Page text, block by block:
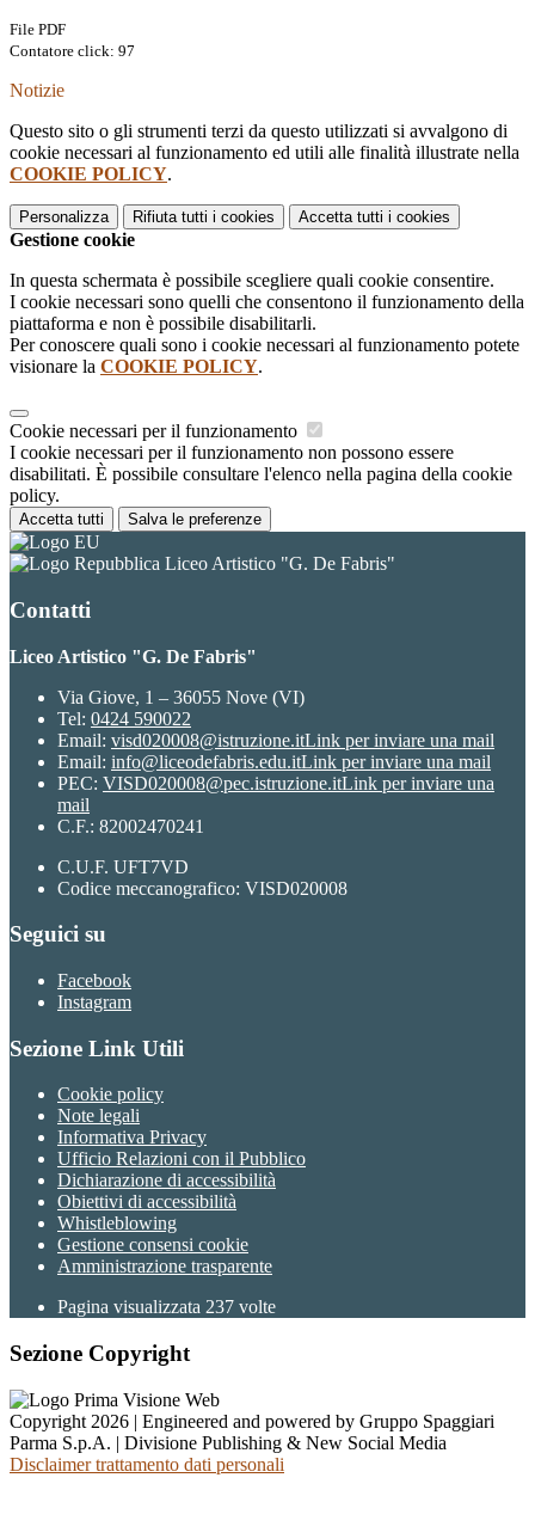
File PDF
Contatore click: 97
Notizie
Questo sito o gli strumenti terzi da questo utilizzati si avvalgono di
cookie necessari al funzionamento ed utili alle finalità illustrate nella
COOKIE POLICY.
Personalizza Rifiuta tutti i cookies Accetta tutti i cookies
Gestione cookie
In questa schermata è possibile scegliere quali cookie consentire.
I cookie necessari sono quelli che consentono il funzionamento della
piattaforma e non è possibile disabilitarli.
Per conoscere quali sono i cookie necessari al funzionamento potete
visionare la COOKIE POLICY.
Cookie necessari per il funzionamento
I cookie necessari per il funzionamento non possono essere
disabilitati. È possibile consultare l'elenco nella pagina della cookie
policy.
Accetta tutti Salva le preferenze
Liceo Artistico "G. De Fabris"
Contatti
Liceo Artistico "G. De Fabris"
Via Giove, 1 – 36055 Nove (VI)
Tel: 0424 590022
Email: visd020008@istruzione.itLink per inviare una mail
Email: info@liceodefabris.edu.itLink per inviare una mail
PEC: VISD020008@pec.istruzione.itLink per inviare una
mail
C.F.: 82002470241
C.U.F. UFT7VD
Codice meccanografico: VISD020008
Seguici su
Facebook
Instagram
Sezione Link Utili
Cookie policy
Note legali
Informativa Privacy
Ufficio Relazioni con il Pubblico
Dichiarazione di accessibilità
Obiettivi di accessibilità
Whistleblowing
Gestione consensi cookie
Amministrazione trasparente
Pagina visualizzata 237 volte
Sezione Copyright
Copyright 2026 | Engineered and powered by Gruppo Spaggiari
Parma S.p.A. | Divisione Publishing & New Social Media
Disclaimer trattamento dati personali